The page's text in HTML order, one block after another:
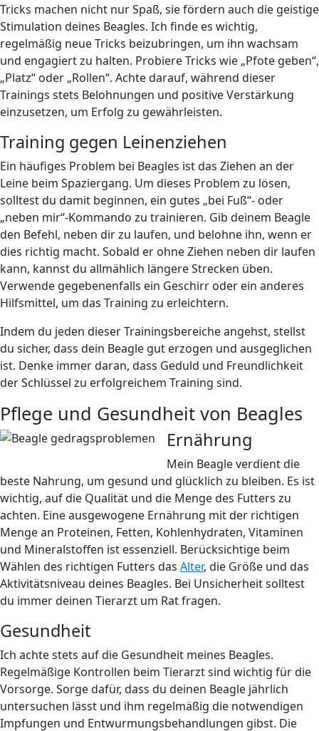
Tricks machen nicht nur Spaß, sie fördern auch die geistige
Stimulation deines Beagles. Ich finde es wichtig,
regelmäßig neue Tricks beizubringen, um ihn wachsam
und engagiert zu halten. Probiere Tricks wie „Pfote geben“,
„Platz“ oder „Rollen“. Achte darauf, während dieser
Trainings stets Belohnungen und positive Verstärkung
einzusetzen, um Erfolg zu gewährleisten.
Training gegen Leinenziehen
Ein häufiges Problem bei Beagles ist das Ziehen an der
Leine beim Spaziergang. Um dieses Problem zu lösen,
solltest du damit beginnen, ein gutes „bei Fuß“- oder
„neben mir“-Kommando zu trainieren. Gib deinem Beagle
den Befehl, neben dir zu laufen, und belohne ihn, wenn er
dies richtig macht. Sobald er ohne Ziehen neben dir laufen
kann, kannst du allmählich längere Strecken üben.
Verwende gegebenenfalls ein Geschirr oder ein anderes
Hilfsmittel, um das Training zu erleichtern.
Indem du jeden dieser Trainingsbereiche angehst, stellst
du sicher, dass dein Beagle gut erzogen und ausgeglichen
ist. Denke immer daran, dass Geduld und Freundlichkeit
der Schlüssel zu erfolgreichem Training sind.
Pflege und Gesundheit von Beagles
Ernährung
Mein Beagle verdient die
beste Nahrung, um gesund und glücklich zu bleiben. Es ist
wichtig, auf die Qualität und die Menge des Futters zu
achten. Eine ausgewogene Ernährung mit der richtigen
Menge an Proteinen, Fetten, Kohlenhydraten, Vitaminen
und Mineralstoffen ist essenziell. Berücksichtige beim
Wählen des richtigen Futters das Alter, die Größe und das
Aktivitätsniveau deines Beagles. Bei Unsicherheit solltest
du immer deinen Tierarzt um Rat fragen.
Gesundheit
Ich achte stets auf die Gesundheit meines Beagles.
Regelmäßige Kontrollen beim Tierarzt sind wichtig für die
Vorsorge. Sorge dafür, dass du deinen Beagle jährlich
untersuchen lässt und ihm regelmäßig die notwendigen
Impfungen und Entwurmungsbehandlungen gibst. Die